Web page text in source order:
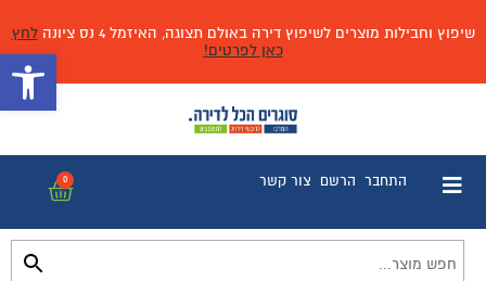
שיפוץ וחבילות מוצרים לשיפוץ דירה באולם תצוגה, האיזמל 4 נס ציונה
לחץ
כאן לפרטים!
התחבר הרשם צור קשר 0